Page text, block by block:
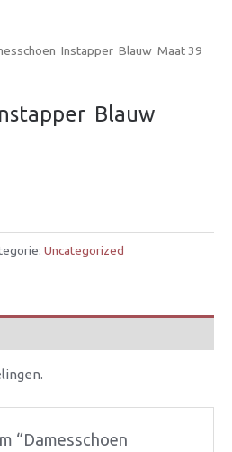
 Instapper  Blauw  Maat 39
 Blauw 
Uncategorized
“Damesschoen 